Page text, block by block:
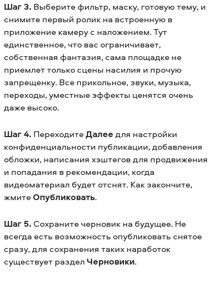
Шаг 3. Выберите фильтр, маску, готовую тему, и
снимите первый ролик на встроенную в
приложение камеру с наложением. Тут
единственное, что вас ограничивает,
собственная фантазия, сама площадке не
приемлет только сцены насилия и прочую
запрещенку. Все прикольное, звуки, музыка,
переходы, уместные эффекты ценятся очень
даже высоко.
Шаг 4. ПереходитеДалее для настройки
конфиденциальности публикации, добавления
обложки, написания хэштегов для продвижения
и попадания в рекомендации, когда
видеоматериал будет отснят. Как закончите,
жмитеОпубликовать.
Шаг 5. Сохраните черновик на будущее. Не
всегда есть возможность опубликовать снятое
сразу, для сохранения таких наработок
существует раздел Черновики.